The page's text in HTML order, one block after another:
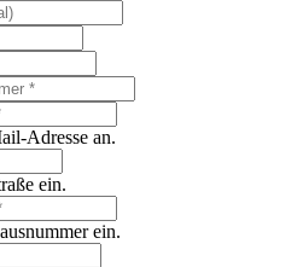
Adresse an.
ein.
ein.